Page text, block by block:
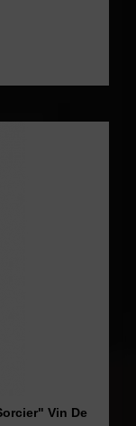
Vin De